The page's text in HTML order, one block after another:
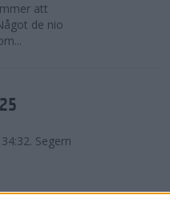
att
de nio
Segern